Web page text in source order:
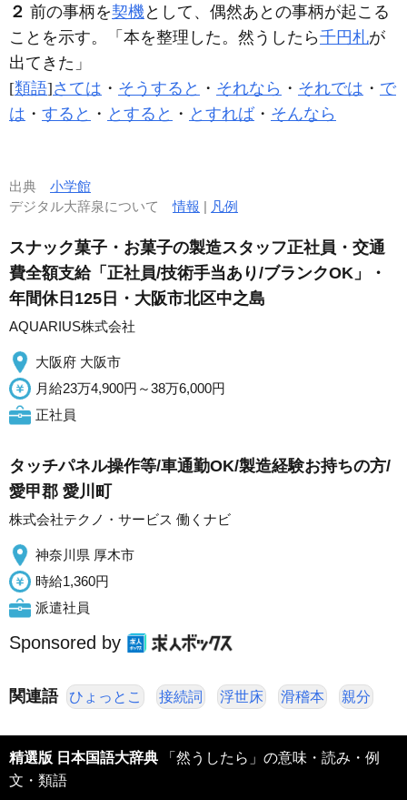
２ 前の事柄を契機として、偶然あとの事柄が起こる
ことを示す。「本を整理した。 然うしたら千円札が
出てきた」
[類語]さては ・ そうすると ・ それなら ・ それでは ・ で
は ・ すると ・ とすると ・ とすれば・ そんなら
出典 小学館
デジタル大辞泉について情報 | 凡例
スナック菓子・お菓子の製造スタッフ正社員・交通
費全額支給「正社員/技術手当あり/ブランクOK」・
年間休日125日・大阪市北区中之島
AQUARIUS株式会社
大阪府 大阪市
月給23万4,900円～38万6,000円
正社員
タッチパネル操作等/車通勤OK/製造経験お持ちの方/
愛甲郡 愛川町
株式会社テクノ・サービス 働くナビ
神奈川県 厚木市
時給1,360円
派遣社員
Sponsored by
関連語 ひょっとこ 接続詞 浮世床 滑稽本 親分
精選版 日本国語大辞典 「然うしたら」の意味・読み・例
文・類語